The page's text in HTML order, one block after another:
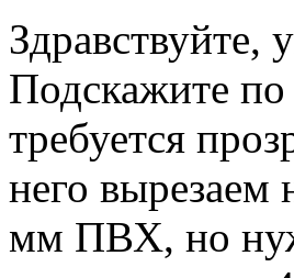
Здравствуйте,
Подскажите по
требуется
него
мм ПВХ, но